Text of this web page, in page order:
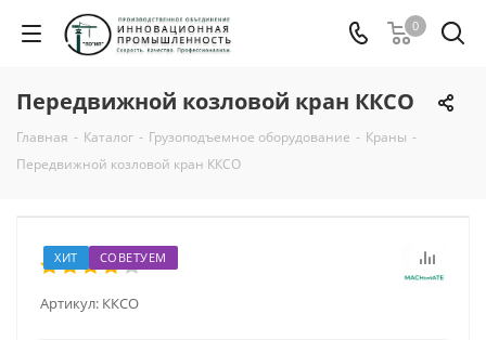
0
Передвижной козловой кран ККСО
Главная - Каталог - Грузоподъемное оборудование - Краны -
Передвижной козловой кран ККСО
ХИТ СОВЕТУЕМ
Артикул: ККСО